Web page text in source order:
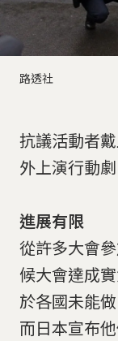
路透社
抗議活動者
外上演行動劇
進展有限
從許多大會
候大會達成
於各國未能
而日本宣布